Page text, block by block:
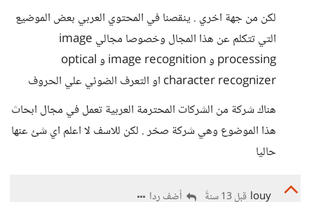
لكن من جهة اخري . ينقصنا في المحتوي العربي بعض الموضيع
التي تتكلم عن هذا المجال وخصوصا مجالي image
processing و image recognition و optical
character recognizer او التعرف الضوئي علي الحروف
هناك شركة من الشركات المحترمة العربية تعمل في مجال ابحاث
هذا الموضوع وهي شركة صخر . لكن للاسف لا اعلم اي شئ عنها
حاليا
louy قبل 13 سنةً أضف ردا